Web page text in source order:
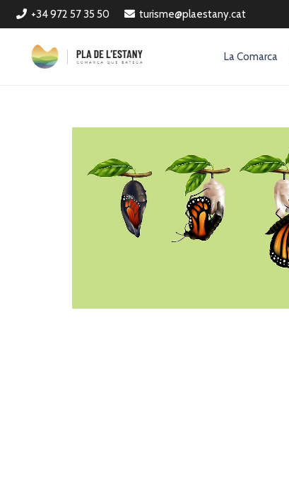
+34 972 57 35 50 turisme@plaestany.cat
La Comarca